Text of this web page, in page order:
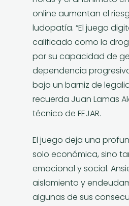
online aumentan el
ludopatía. “El juego
calificado como la
por su capacidad de
dependencia
bajo un barniz de
recuerda Juan Lamas
técnico de FEJAR.
El juego deja una
solo económica, sino
emocional y social.
aislamiento y
algunas de sus